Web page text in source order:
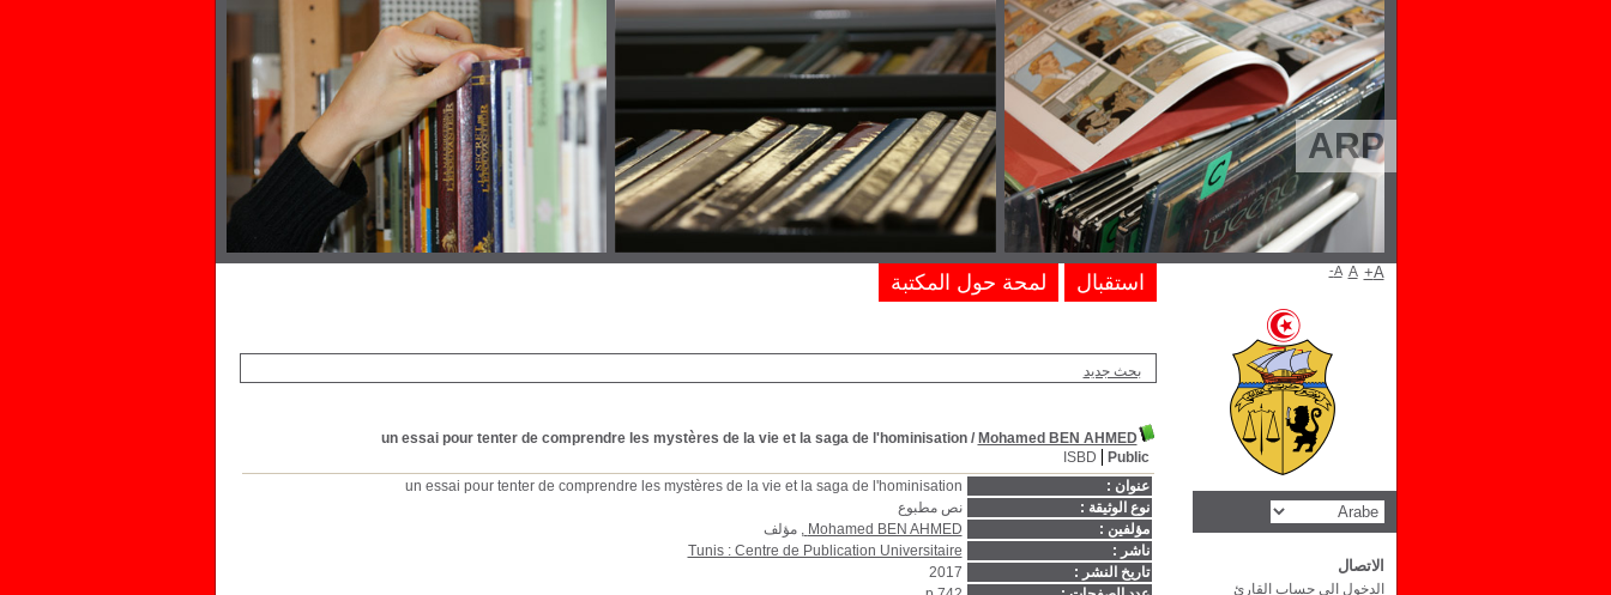
ARP
بحث جديد
un essai pour tenter de comprendre les mystères de la vie et la saga de l'hominisation/ Mohamed BEN AHMED
Public
ISBD
عنوان :
un essai pour tenter de comprendre les mystères de la vie et la saga de l'hominisation
نوع الوثيقة :
نص مطبوع
مؤلفين :
Mohamed BEN AHMED , مؤلف
ناشر :
Tunis : Centre de Publication Universitaire
تاريخ النشر :
2017
استقبال لمحة حول المكتبة A- A A+
الاتصال
الدخول الى حساب القارئ